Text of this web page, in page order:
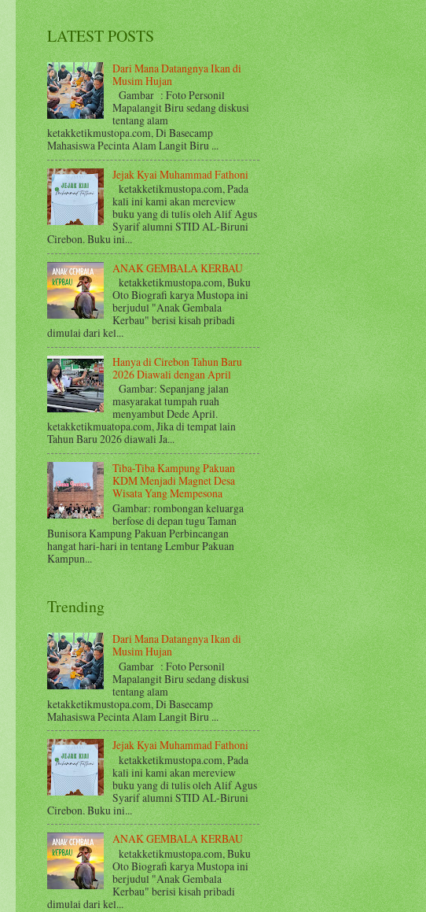
LATEST POSTS
Dari Mana Datangnya Ikan di
Musim Hujan
Gambar : Foto Personil
Mapalangit Biru sedang diskusi
tentang alam
ketakketikmustopa.com, Di Basecamp
Mahasiswa Pecinta Alam Langit Biru ...
Jejak Kyai Muhammad Fathoni
ketakketikmustopa.com, Pada
kali ini kami akan mereview
buku yang di tulis oleh Alif Agus
Syarif alumni STID AL-Biruni
Cirebon. Buku ini...
ANAK GEMBALA KERBAU
ketakketikmustopa.com, Buku
Oto Biografi karya Mustopa ini
berjudul "Anak Gembala
Kerbau" berisi kisah pribadi
dimulai dari kel...
Hanya di Cirebon Tahun Baru
2026 Diawali dengan April
Gambar: Sepanjang jalan
masyarakat tumpah ruah
menyambut Dede April.
ketakketikmuatopa.com, Jika di tempat lain
Tahun Baru 2026 diawali Ja...
Tiba-Tiba Kampung Pakuan
KDM Menjadi Magnet Desa
Wisata Yang Mempesona
Gambar: rombongan keluarga
berfose di depan tugu Taman
Bunisora Kampung Pakuan Perbincangan
hangat hari-hari in tentang Lembur Pakuan
Kampun...
Trending
Dari Mana Datangnya Ikan di
Musim Hujan
Gambar : Foto Personil
Mapalangit Biru sedang diskusi
tentang alam
ketakketikmustopa.com, Di Basecamp
Mahasiswa Pecinta Alam Langit Biru ...
Jejak Kyai Muhammad Fathoni
ketakketikmustopa.com, Pada
kali ini kami akan mereview
buku yang di tulis oleh Alif Agus
Syarif alumni STID AL-Biruni
Cirebon. Buku ini...
ANAK GEMBALA KERBAU
ketakketikmustopa.com, Buku
Oto Biografi karya Mustopa ini
berjudul "Anak Gembala
Kerbau" berisi kisah pribadi
dimulai dari kel...